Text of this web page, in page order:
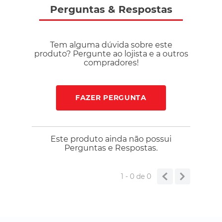
Perguntas & Respostas
Tem alguma dúvida sobre este
produto? Pergunte ao lojista e a outros
compradores!
FAZER PERGUNTA
Este produto ainda não possui
Perguntas e Respostas.
1 - 0de 0